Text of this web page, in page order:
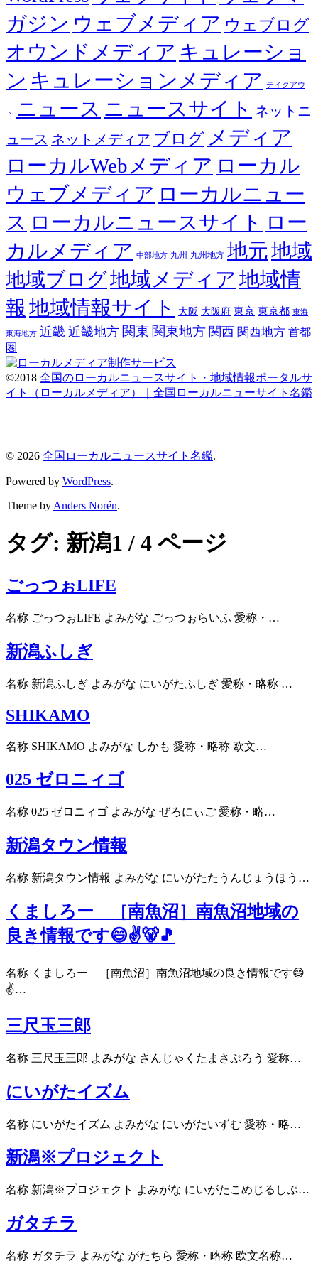
ガジン ウェブメディア ウェブログ
オウンドメディア キュレーショ
ン キュレーションメディア テイクアウ
ト ニュース ニュースサイト ネットニ
ュース ネットメディア ブログ メディア
ローカルWebメディア ローカル
ウェブメディア ローカルニュー
ス ローカルニュースサイト ロー
カルメディア 中部地方 九州 九州地方 地元地域
地域ブログ地域メディア 地域情
報 地域情報サイト 大阪 大阪府 東京 東京都 東海
東海地方 近畿 近畿地方 関東 関東地方 関西 関西地方 首都
圏
©2018 全国のローカルニュースサイト・地域情報ポータルサ
イト（ローカルメディア）｜全国ローカルニューサイト名鑑
© 2026 全国ローカルニュースサイト名鑑.
Powered by WordPress.
Theme by Anders Norén.
タグ: 新潟1 / 4 ページ
ごっつぉLIFE
名称 ごっつぉLIFE よみがな ごっつぉらいふ 愛称・…
新潟ふしぎ
名称 新潟ふしぎ よみがな にいがたふしぎ 愛称・略称 …
SHIKAMO
名称 SHIKAMO よみがな しかも 愛称・略称 欧文…
025 ゼロニィゴ
名称 025 ゼロニィゴ よみがな ぜろにぃご 愛称・略…
新潟タウン情報
名称 新潟タウン情報 よみがな にいがたたうんじょうほう…
くましろー ［南魚沼］南魚沼地域の
良き情報です😄✌️🐻🎵
名称 くましろー ［南魚沼］南魚沼地域の良き情報です😄
✌…
三尺玉三郎
名称 三尺玉三郎 よみがな さんじゃくたまさぶろう 愛称…
にいがたイズム
名称 にいがたイズム よみがな にいがたいずむ 愛称・略…
新潟※プロジェクト
名称 新潟※プロジェクト よみがな にいがたこめじるしぷ…
ガタチラ
名称 ガタチラ よみがな がたちら 愛称・略称 欧文名称…